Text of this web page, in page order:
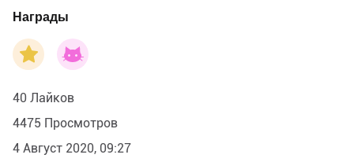
Награды
40 Лайков
4475 Просмотров
4 Август 2020, 09:27